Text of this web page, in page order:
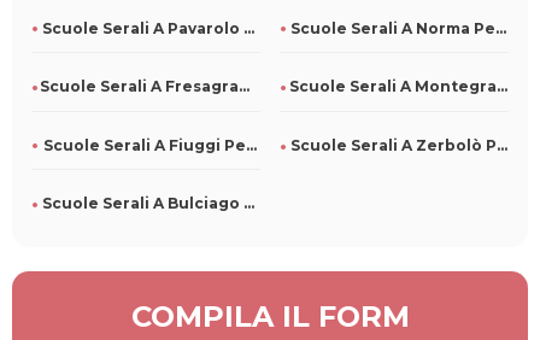
Scuole Serali A Pavarolo Per Tutti Scuole Serali A Norma Per Tutti
Scuole Serali A Fresagrandinaria Per Tutti Scuole Serali A Montegranaro Per Tutti
Scuole Serali A Fiuggi Per Tutti Scuole Serali A Zerbolò Per Tutti
Scuole Serali A Bulciago Per Tutti
COMPILA IL FORM